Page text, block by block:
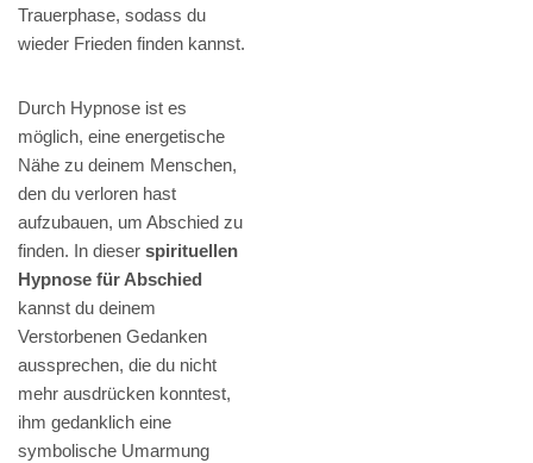
Trauerphase, sodass du
wieder Frieden finden kannst.
Durch Hypnose ist es
möglich, eine energetische
Nähe zu deinem Menschen,
den du verloren hast
aufzubauen, um Abschied zu
finden. In dieser spirituellen
Hypnose für Abschied
kannst du deinem
Verstorbenen Gedanken
aussprechen, die du nicht
mehr ausdrücken konntest,
ihm gedanklich eine
symbolische Umarmung